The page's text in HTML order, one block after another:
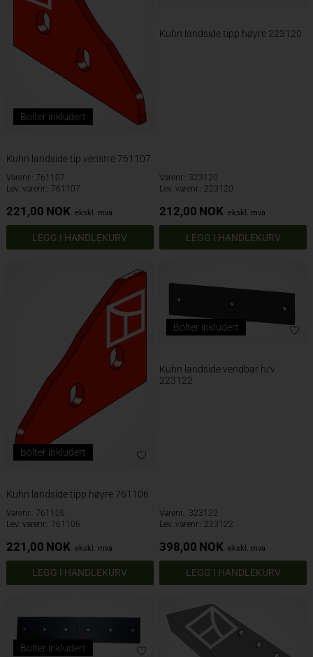
Bolter inkludert
Kuhn landside tip venstre 761107
Varenr.: 761107
Lev. varenr.: 761107
221,00 NOK ekskl. mva
Kuhn landside tipp høyre 223120
Varenr.: 323120
Lev. varenr.: 223120
212,00 NOK ekskl. mva
Bolter inkludert
Kuhn landside tipp høyre 761106
Varenr.: 761106
Lev. varenr.: 761106
221,00 NOK ekskl. mva
Bolter inkludert
Kuhn landside vendbar h/v
223122
Varenr.: 323122
Lev. varenr.: 223122
398,00 NOK ekskl. mva
Bolter inkludert